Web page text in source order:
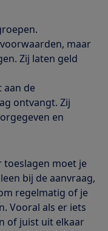
maar
Zij laten geld
aan de
ontvangt. Zij
en
toeslagen moet je
bij de aanvraag,
regelmatig of je
Vooral als er iets
of juist uit elkaar